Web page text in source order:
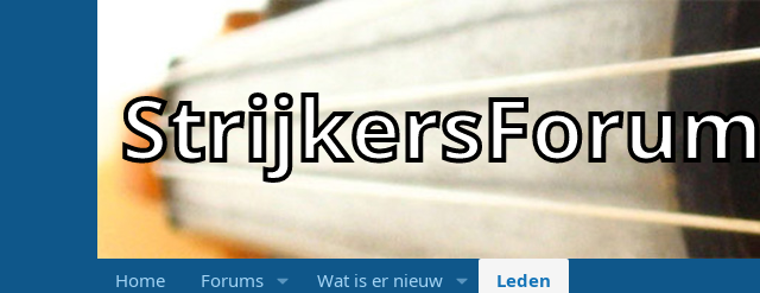
StrijkersForum
Home Forums Wat is er nieuw Leden